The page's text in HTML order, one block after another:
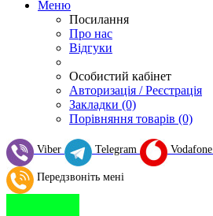
Меню
Посилання
Про нас
Відгуки
Особистий кабінет
Авторизація / Реєстрація
Закладки (0)
Порівняння товарів (0)
Viber Telegram Vodafone
Передзвоніть мені